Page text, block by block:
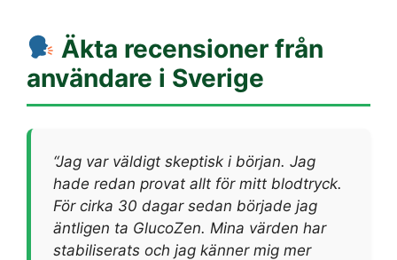
Äkta recensioner från
användare i Sverige
“Jag var väldigt skeptisk i början. Jag
hade redan provat allt för mitt blodtryck.
För cirka 30 dagar sedan började jag
äntligen ta GlucoZen. Mina värden har
stabiliserats och jag känner mig mer